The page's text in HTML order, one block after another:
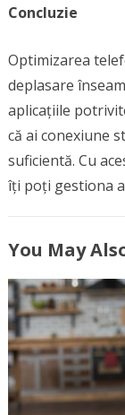
Concluzie
Optimizarea
deplasare
aplicațiile
că ai conexiune
suficientă. Cu
îți poți gestiona
You May